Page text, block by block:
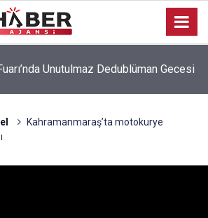
Unutulmaz Dedublüman Gecesi
Kahramanmaraş’ta motokurye